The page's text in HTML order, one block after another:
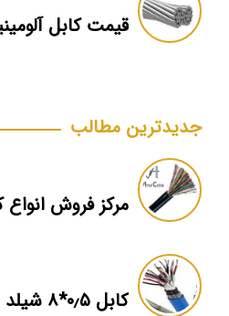
جدیدترین مطالب
مرکز فروش انواع
کابل ۰٫۵*۸ شیلد دار بهترین قیمت بازار